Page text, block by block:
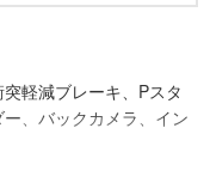
軽減ブレーキ、Pスタ
、バックカメラ、イン